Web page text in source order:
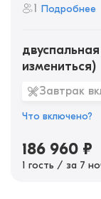
1 Подробнее
измениться)
Завтрак
Что включено?
186 960 ₽
1 гость / за 7